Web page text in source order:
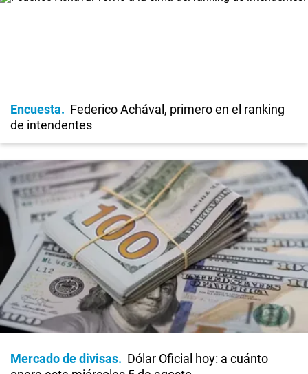
Encuesta
Federico Achával, primero en el ranking
de intendentes
Mercado de divisas
Dólar Oficial hoy: a cuánto